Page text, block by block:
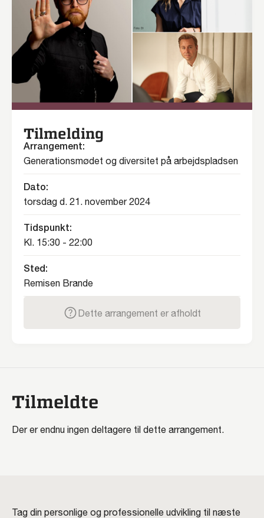
Tilmelding
Arrangement:
Generationsmødet og diversitet på arbejdspladsen
Dato:
torsdag d. 21. november 2024
Tidspunkt:
Kl. 15:30 - 22:00
Sted:
Remisen Brande
Dette arrangement er afholdt
Tilmeldte
Der er endnu ingen deltagere til dette arrangement.
Tag din personlige og professionelle udvikling til næste